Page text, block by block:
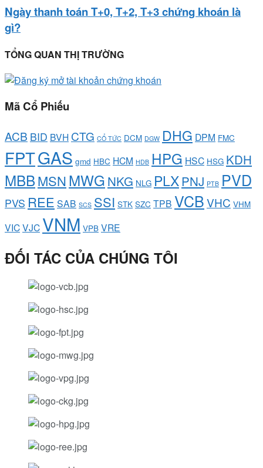
Ngày thanh toán T+0, T+2, T+3 chứng khoán là
gì?
TỔNG QUAN THỊ TRƯỜNG
Mã Cổ Phiếu
ACB BID BVH CTG CỔ TỨC DCM DGW DHG DPM FMC
FPTGAS gmd HBC HCM HDB HPG HSC HSG KDH
MBBMSNMWG NKG NLG PLXPNJ PTB PVD
PVS REE SAB SCS SSI STK SZC TPB VCBVHC VHM
VICVJC VNM VPB VRE
ĐỐI TÁC CỦA CHÚNG TÔI